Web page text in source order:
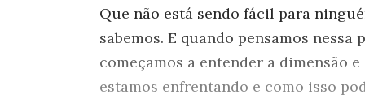
Que não está sendo fácil para
sabemos. E quando pensamos
começamos a entender a dimensão
estamos enfrentando e como isso